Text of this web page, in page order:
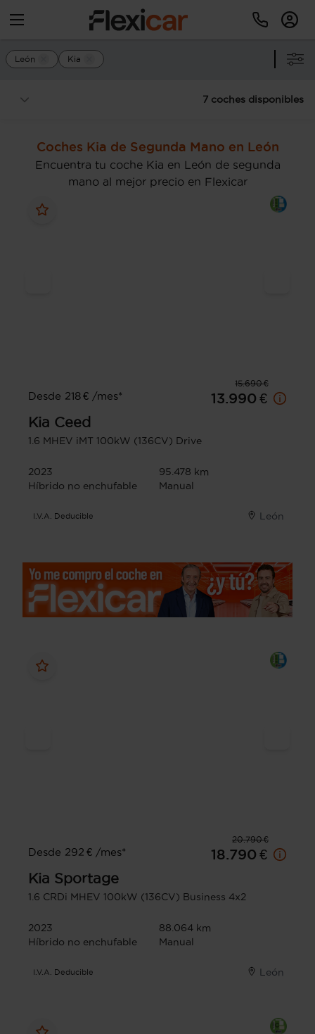
León Kia
7 coches disponibles
Coches Kia de Segunda Mano en León
Encuentra tu coche Kia en León de segunda
mano al mejor precio en Flexicar
15.690 €
Desde 218 € /mes*
13.990 €
Kia Ceed
1.6 MHEV iMT 100kW (136CV) Drive
2023
95.478 km
Híbrido no enchufable
Manual
I.V.A. Deducible León
20.790 €
Desde 292 € /mes*
18.790 €
Kia Sportage
1.6 CRDi MHEV 100kW (136CV) Business 4x2
2023
88.064 km
Híbrido no enchufable
Manual
I.V.A. Deducible León